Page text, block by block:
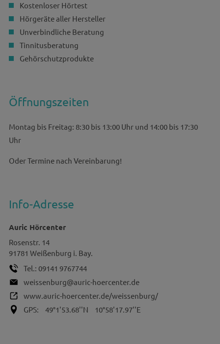
Kostenloser Hörtest
Hörgeräte aller Hersteller
Unverbindliche Beratung
Tinnitusberatung
Gehörschutzprodukte
Öffnungszeiten
Montag bis Freitag: 8:30 bis 13:00 Uhr und 14:00 bis 17:30
Uhr
Oder Termine nach Vereinbarung!
Info-Adresse
Auric Hörcenter
Rosenstr. 14
91781 Weißenburg i. Bay.
Tel.: 09141 9767744
weissenburg@auric-hoercenter.de
www.auric-hoercenter.de/weissenburg/
GPS:
49°1'53.68''N 10°58'17.97''E